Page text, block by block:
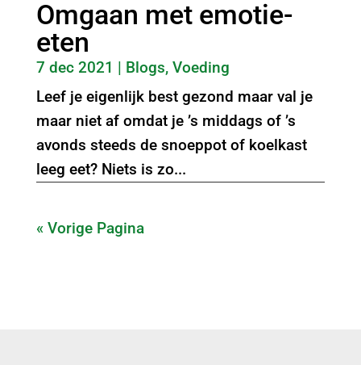
Omgaan met emotie-
eten
7 dec 2021 | Blogs, Voeding
Leef je eigenlijk best gezond maar val je
maar niet af omdat je ’s middags of ’s
avonds steeds de snoeppot of koelkast
leeg eet? Niets is zo...
« Vorige Pagina